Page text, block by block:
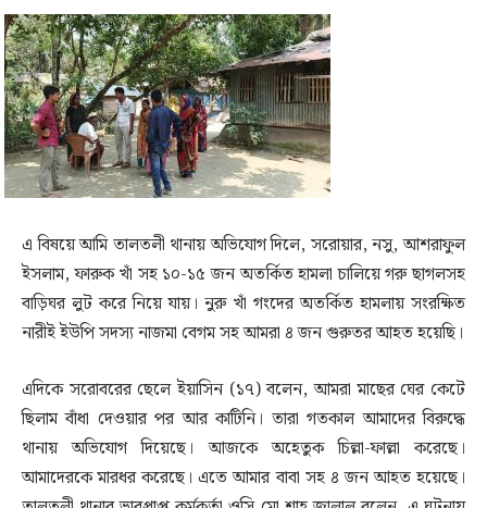
এ বিষয়ে আমি তালতলী থানায় অভিযোগ দিলে, সরোয়ার, নসু, আশরাফুল
ইসলাম, ফারুক খাঁ সহ ১০-১৫ জন অতর্কিত হামলা চালিয়ে গরু ছাগলসহ
বাড়িঘর লুট করে নিয়ে যায়। নুরু খাঁ গংদের অতর্কিত হামলায় সংরক্ষিত
নারীই ইউপি সদস্য নাজমা বেগম সহ আমরা ৪ জন গুরুতর আহত হয়েছি।
এদিকে সরোবরের ছেলে ইয়াসিন (১৭) বলেন, আমরা মাছের ঘের কেটে
ছিলাম বাঁধা দেওয়ার পর আর কাটিনি। তারা গতকাল আমাদের বিরুদ্ধে
থানায় অভিযোগ দিয়েছে। আজকে অহেতুক চিল্লা-ফাল্লা করেছে।
আমাদেরকে মারধর করেছে। এতে আমার বাবা সহ ৪ জন আহত হয়েছে।